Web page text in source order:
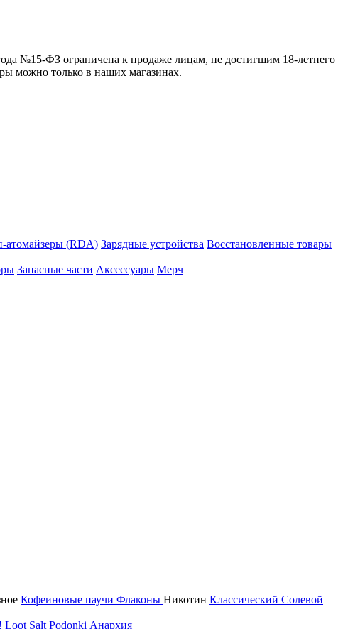
№15-ФЗ ограничена к продаже лицам, не достигшим 18-летнего
можно только в наших магазинах.
атомайзеры (RDA) Зарядные устройства Восстановленные товары
Запасные части Аксессуары Мерч
Кофеиновые паучи Флаконы Никотин Классический Солевой
Loot Salt Podonki Анархия